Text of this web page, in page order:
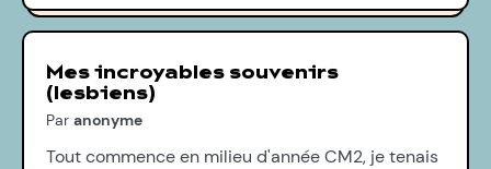
Mes incroyables souvenirs
(lesbiens)
Par anonyme
Tout commence en milieu d'année CM2, je tenais